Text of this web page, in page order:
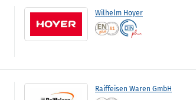
Wilhelm Hoyer
Raiffeisen Waren GmbH